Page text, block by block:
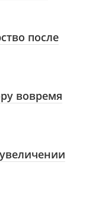
после
вовремя